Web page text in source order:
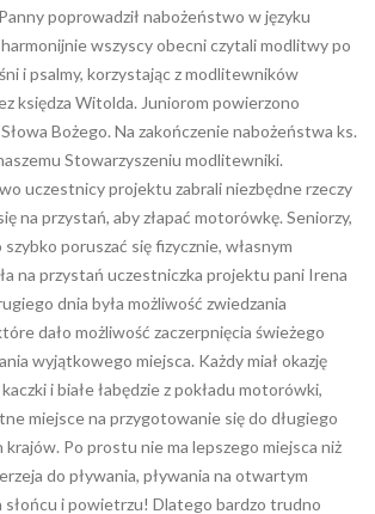
poprowadził nabożeństwo w języku
wszyscy obecni czytali modlitwy po
i psalmy, korzystając z modlitewników
księdza Witolda. Juniorom powierzono
Bożego. Na zakończenie nabożeństwa ks.
Stowarzyszeniu modlitewniki.
uczestnicy projektu zabrali niezbędne rzeczy
na przystań, aby złapać motorówkę. Seniorzy,
poruszać się fizycznie, własnym
na przystań uczestniczka projektu pani Irena
dnia była możliwość zwiedzania
dało możliwość zaczerpnięcia świeżego
wyjątkowego miejsca. Każdy miał okazję
i białe łabędzie z pokładu motorówki,
miejsce na przygotowanie się do długiego
Po prostu nie ma lepszego miejsca niż
do pływania, pływania na otwartym
słońcu i powietrzu! Dlatego bardzo trudno